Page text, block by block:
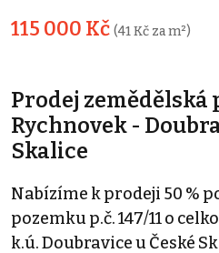
115 000 Kč (41 Kč za m²)
Prodej zemědělská
Rychnovek -
Skalice
Nabízíme k prodeji 50 %
pozemku p.č. 147/11 o
k.ú. Doubravice u České